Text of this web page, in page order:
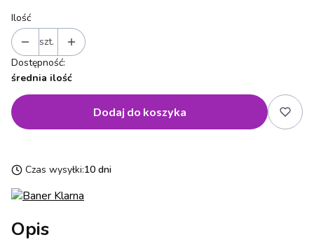
Ilość
szt.
Dostępność:
średnia ilość
Dodaj do koszyka
Czas wysyłki:10 dni
Opis